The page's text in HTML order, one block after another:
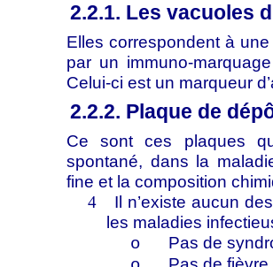
2.2.1. Les vacuoles
Elles correspondent à
par un immuno-
Celui-ci est un marqueur
2.2.2. Plaque de
Ce sont ces plaques
spontané, dans la
fine et la composition
4
Il n’existe aucun
les maladies
o
Pas de